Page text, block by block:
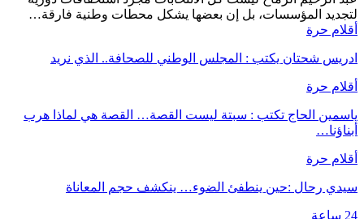
لتجديد المؤسسات، بل إن بعضها يشكل محطات وطنية فارقة…
أقلام حرة
ادريس شحتان يكتب : المجلس الوطني للصحافة.. الذي نريد
أقلام حرة
ياسمين الحاج تكتب : سبتة ليست القصة… القصة هي لماذا هرب
أبناؤنا…
أقلام حرة
سيدي رحال :حين ينطفئ الضوء… ينكشف حجم المعاناة
24 ساعة